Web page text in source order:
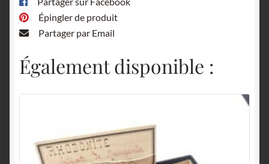
Épingler de produit
Partager par Email
Également disponible :